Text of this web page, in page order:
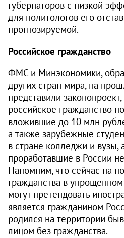
губернаторов с низкой
для политологов его
прогнозируемой.
Российское гражданство
ФМС и Минэкономики,
других стран мира, на
представили
российское гражданство
вложившие до 10 млн
а также зарубежные
в стране колледжи и вузы,
проработавшие в России
Напомним, что сейчас на
гражданства в
могут претендовать
является гражданином
родился на территории
лицом без гражданства.